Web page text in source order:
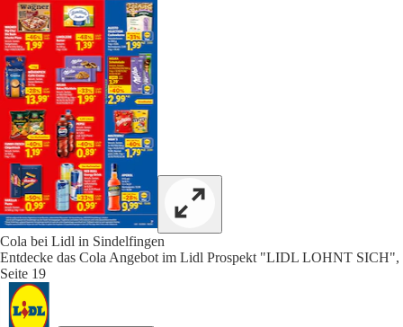
Cola bei Lidl in Sindelfingen
Entdecke das Cola Angebot im Lidl Prospekt "LIDL LOHNT SICH",
Seite 19